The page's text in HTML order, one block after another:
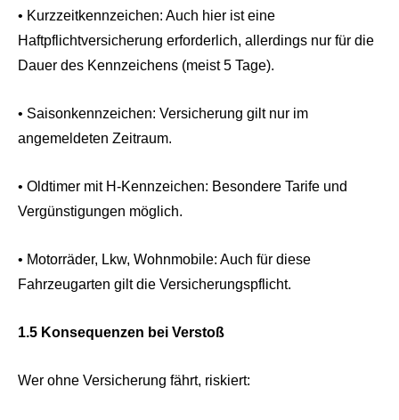
• Kurzzeitkennzeichen: Auch hier ist eine
Haftpflichtversicherung erforderlich, allerdings nur für die
Dauer des Kennzeichens (meist 5 Tage).
• Saisonkennzeichen: Versicherung gilt nur im
angemeldeten Zeitraum.
• Oldtimer mit H-Kennzeichen: Besondere Tarife und
Vergünstigungen möglich.
• Motorräder, Lkw, Wohnmobile: Auch für diese
Fahrzeugarten gilt die Versicherungspflicht.
1.5 Konsequenzen bei Verstoß
Wer ohne Versicherung fährt, riskiert: